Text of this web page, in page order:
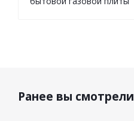
Ранее вы смотрели